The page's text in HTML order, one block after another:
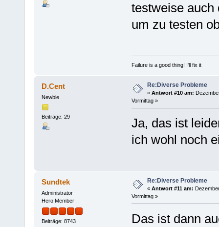
testweise auch
um zu testen
Failure is a good thing! I'll fix it
D.Cent
Newbie
Beiträge: 29
Re:Diverse Probleme
« Antwort #10 am:
Vormittag »
Ja, das ist
ich wohl noch
Sundtek
Administrator
Hero Member
Beiträge: 8743
Re:Diverse Probleme
« Antwort #11 am:
Vormittag »
Das ist dann